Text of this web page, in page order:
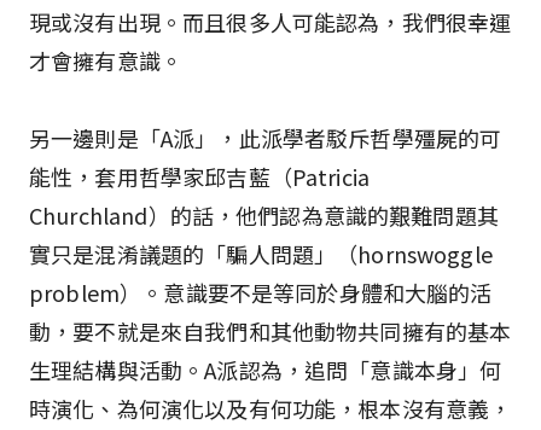
現或沒有出現。而且很多人可能認為，我們很幸運
才會擁有意識。
另一邊則是「A派」，此派學者駁斥哲學殭屍的可
能性，套用哲學家邱吉藍（Patricia
Churchland）的話，他們認為意識的艱難問題其
實只是混淆議題的「騙人問題」（hornswoggle
problem）。意識要不是等同於身體和大腦的活
動，要不就是來自我們和其他動物共同擁有的基本
生理結構與活動。A派認為，追問「意識本身」何
時演化、為何演化以及有何功能，根本沒有意義，